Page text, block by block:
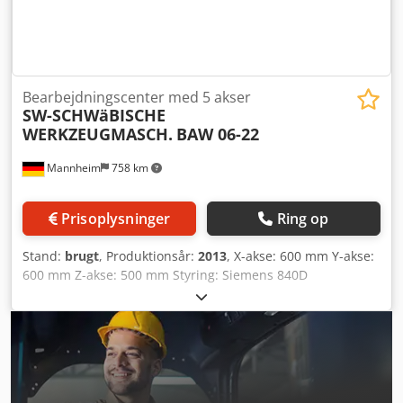
Mannheim 758 km
Bearbejdningscenter med 5 akser
SW-SCHWäBISCHE
WERKZEUGMASCH. BAW 06-22
Prisoplysninger Ring op
Stand: brugt, Produktionsår: 2013, X-akse: 600 mm Y-akse:
600 mm Z-akse: 500 mm Styring: Siemens 840D
Maskinvægt: ca. 18.500 t Pladsbehov: ca. 5400x3800x3300
mm Samlet effekt: ca. 133 kVA Forsikring: 250A Crjdpfx
Akjyan Sasqsf Kvalitet af trykluft: i henhold til ISO 85731:
Renhedsklasse 4 Tilslutningstryk: maks. 9,5 bar Driftstryk:
min. 7 bar Antal spindler: 2 Spindelopstilling: vertikal, side
om side Spindelafstand: 600 mm Spindel med maks.